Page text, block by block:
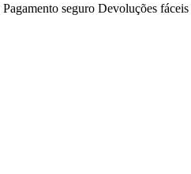
Pagamento seguro Devoluções fáceis